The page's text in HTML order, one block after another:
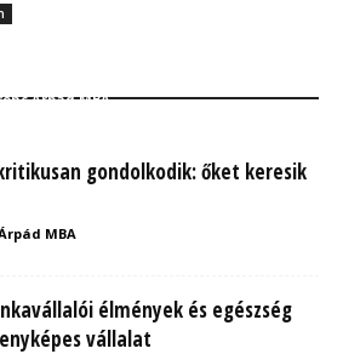
hozott az új alkalmazás
Árpád MBA
gondolkodik: őket keresik
MBA
élmények és egészség
vállalat